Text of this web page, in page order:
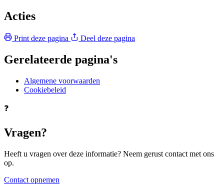
Acties
Print deze pagina Deel deze pagina
Gerelateerde pagina's
Algemene voorwaarden
Cookiebeleid
❓
Vragen?
Heeft u vragen over deze informatie? Neem gerust contact met ons
op.
Contact opnemen